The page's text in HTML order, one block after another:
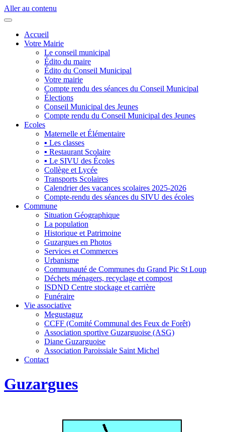
Aller au contenu
Accueil
Votre Mairie
Le conseil municipal
Édito du maire
Édito du Conseil Municipal
Votre mairie
Compte rendu des séances du Conseil Municipal
Élections
Conseil Municipal des Jeunes
Compte rendu du Conseil Municipal des Jeunes
Ecoles
Maternelle et Élémentaire
▪ Les classes
▪ Restaurant Scolaire
▪ Le SIVU des Écoles
Collège et Lycée
Transports Scolaires
Calendrier des vacances scolaires 2025-2026
Compte-rendu des séances du SIVU des écoles
Commune
Situation Géographique
La population
Historique et Patrimoine
Guzargues en Photos
Services et Commerces
Urbanisme
Communauté de Communes du Grand Pic St Loup
Déchets ménagers, recyclage et compost
ISDND Centre stockage et carrière
Funéraire
Vie associative
Megustaguz
CCFF (Comité Communal des Feux de Forêt)
Association sportive Guzarguoise (ASG)
Diane Guzarguoise
Association Paroissiale Saint Michel
Contact
Guzargues